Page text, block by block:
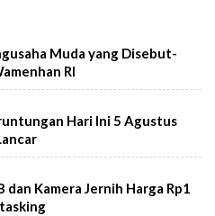
Muda yang Disebut-
RI
Hari Ini 5 Agustus
dan Kamera Jernih Harga Rp1